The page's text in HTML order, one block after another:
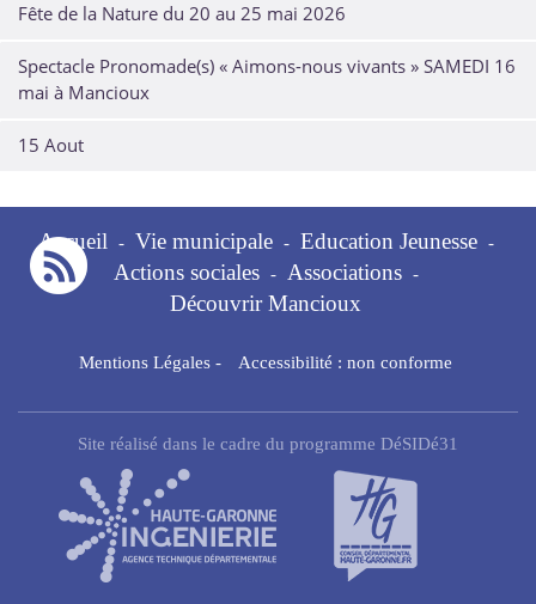
Fête de la Nature du 20 au 25 mai 2026
Spectacle Pronomade(s) « Aimons-nous vivants » SAMEDI 16
mai à Mancioux
15 Aout
Accueil - Vie municipale - Education Jeunesse -
Actions sociales - Associations -
Découvrir Mancioux
Mentions Légales- Accessibilité : non conforme
Site réalisé dans le cadre du programme DéSIDé31